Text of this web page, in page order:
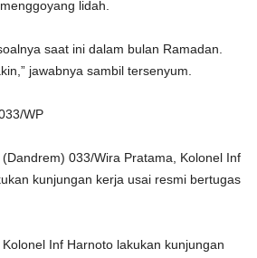
lidah.
saat ini dalam bulan Ramadan.
jawabnya sambil tersenyum.
WP
033/Wira Pratama, Kolonel Inf
kunjungan kerja usai resmi bertugas
Inf Harnoto lakukan kunjungan